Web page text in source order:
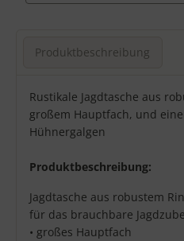
Produktbeschreibung
Produktbeschreibung
Rustikale Jagdtasche aus
großem Hauptfach, und
Hühnergalgen
Produktbeschreibung:
Jagdtasche aus robustem
für das brauchbare
• großes Hauptfach